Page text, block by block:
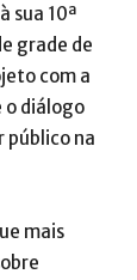
sua 10ª
grade de
com a
o diálogo
público na
mais